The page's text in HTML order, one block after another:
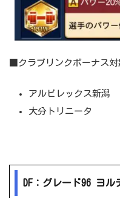
■クラブリンクボーナス対
アルビレックス新潟
大分トリニータ
DF：グレード96 ヨ